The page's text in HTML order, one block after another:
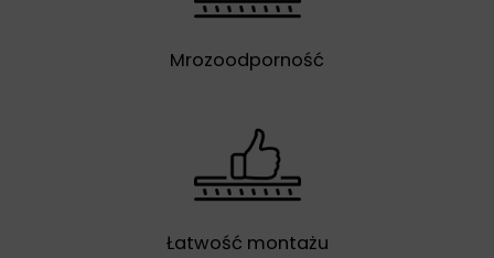
Mrozoodporność
Łatwość montażu